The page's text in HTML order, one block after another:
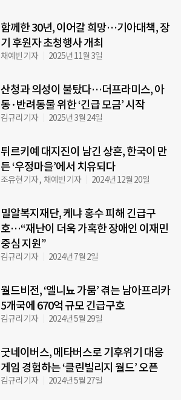
함께한 30년, 이어갈 희망…기아대책, 장
기 후원자 초청행사 개최
채예빈 기자 2025년 11월 3일
산청과 의성이 불탔다…더프라미스, 아
동·반려동물 위한 ‘긴급 모금’ 시작
김규리 기자 2025년 3월 24일
튀르키예 대지진이 남긴 상흔, 한국이 만
든 ‘우정마을’에서 치유되다
조유현 기자 , 채예빈 기자 2024년 12월 20일
밀알복지재단, 케냐 홍수 피해 긴급구
호…“재난이 더욱 가혹한 장애인 이재민
중심 지원”
김규리 기자 2024년 7월 2일
월드비전, ‘엘니뇨 가뭄’ 겪는 남아프리카
5개국에 670억 규모 긴급구호
김규리 기자 2024년 5월 29일
굿네이버스, 메타버스로 기후위기 대응
게임 경험하는 ‘클린빌리지 월드’ 오픈
김규리 기자 2024년 5월 27일